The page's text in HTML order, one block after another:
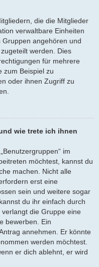
die die Mitglieder
verwaltbare Einheiten
angehören und
werden. Dies
für mehrere
zum Beispiel zu
oder ihnen Zugriff zu
wie trete ich ihnen
im
möchtest, kannst du
machen. Nicht alle
erst eine
sein und weitere sogar
du ihr einfach durch
die Gruppe eine
bewerben. Ein
annehmen. Er könnte
werden möchtest.
er dich ablehnt, er wird